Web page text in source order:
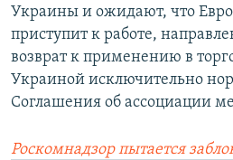
Украины и ожидают, что
приступит к работе,
возврат к применению в
Украиной исключительно
Соглашения об ассоциации
Роскомнадзор пытается